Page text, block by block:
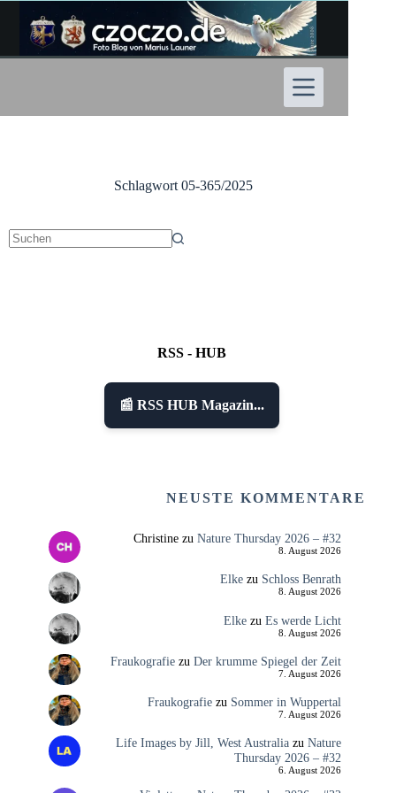
Inhalt
springen
Schlagwort05-365/2025
RSS - HUB
📰 RSS HUB Magazin...
NEUSTE KOMMENTARE
Christinezu Nature Thursday 2026 – #32
8. August 2026
Elkezu Schloss Benrath
8. August 2026
Elkezu Es werde Licht
8. August 2026
Fraukografiezu Der krumme Spiegel der Zeit
7. August 2026
Fraukografiezu Sommer in Wuppertal
7. August 2026
Life Images by Jill, West Australiazu Nature
Thursday 2026 – #32
6. August 2026